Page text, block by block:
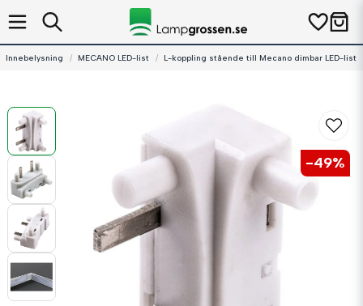
Innebelysning MECANO LED-list L-koppling stående till Mecano dimbar LED-list
-49%